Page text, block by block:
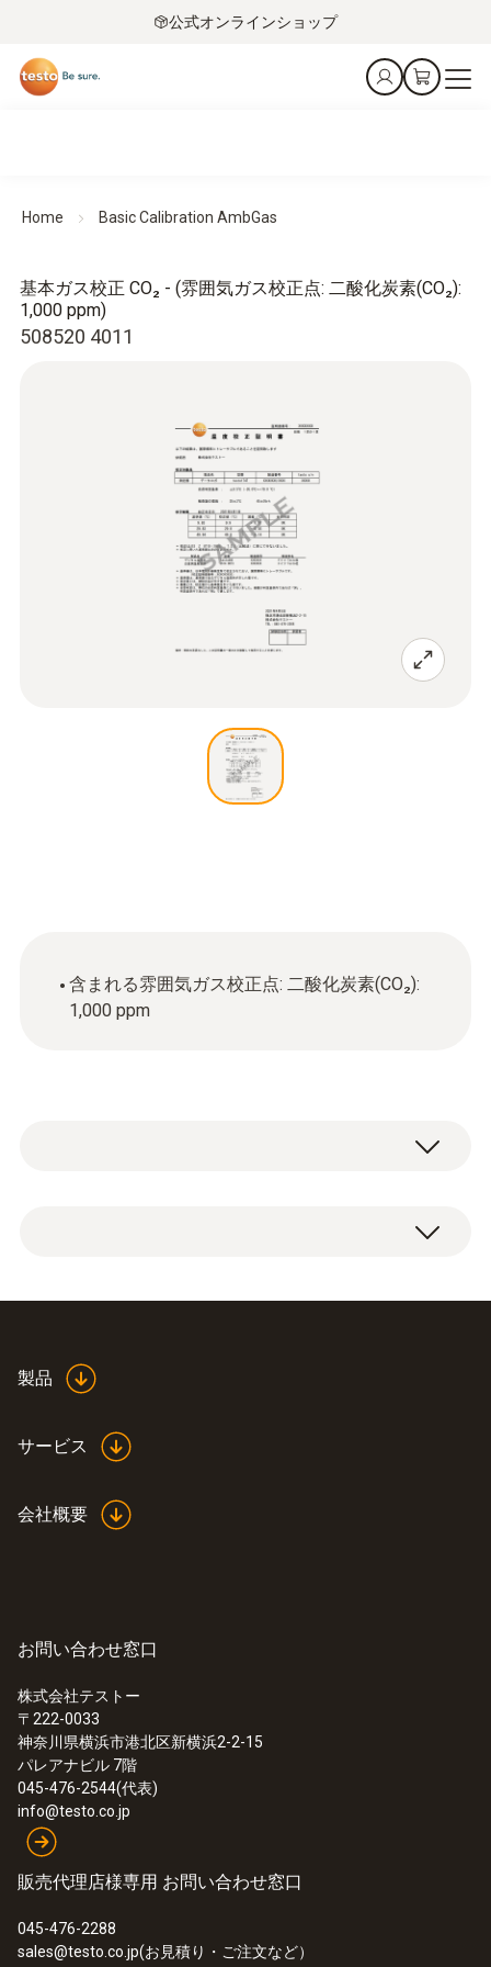
公式オンラインショップ
Home Basic Calibration AmbGas
508520 4011
基本ガス校正 CO₂ - (雰囲気ガス校正点: 二酸化炭素(CO₂):
1,000 ppm)
含まれる雰囲気ガス校正点: 二酸化炭素(CO₂):
1,000 ppm
※英文校正証明書/トレーサビリティ体系図を
校正証明書（試験成績書含む)、トレーサビ
製品
サービス
会社概要
お問い合わせ窓口
株式会社テストー
〒222-0033
神奈川県横浜市港北区新横浜2-2-15
パレアナビル 7階
045-476-2544(代表)
info@testo.co.jp
販売代理店様専用 お問い合わせ窓口
045-476-2288
sales@testo.co.jp(お見積り・ご注文など）